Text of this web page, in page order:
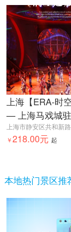
上海【ERA-时
— 上海马戏城
体杂技剧
￥218.00元 起
本地热门景区推